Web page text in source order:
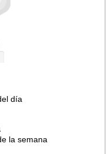
día
la semana